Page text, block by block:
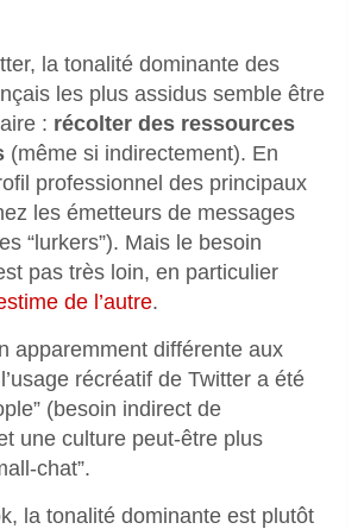
la tonalité dominante des
les plus assidus semble être
: récolter des ressources
(même si indirectement). En
professionnel des principaux
les émetteurs de messages
“lurkers”). Mais le besoin
pas très loin, en particulier
de l’autre.
apparemment différente aux
récréatif de Twitter a été
(besoin indirect de
une culture peut-être plus
chat”.
la tonalité dominante est plutôt